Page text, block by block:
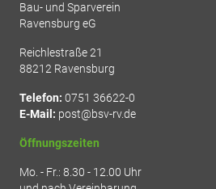
Bau- und Sparverein
Ravensburg eG
Reichlestraße 21
88212 Ravensburg
Telefon: 0751 36622-0
E-Mail: post@bsv-rv.de
Öffnungszeiten
Mo. - Fr.: 8.30 - 12.00 Uhr